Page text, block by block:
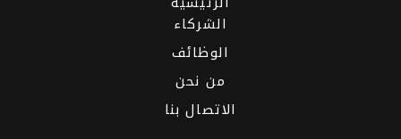
الشركاء
الوظائف
من نحن
الاتصال بنا